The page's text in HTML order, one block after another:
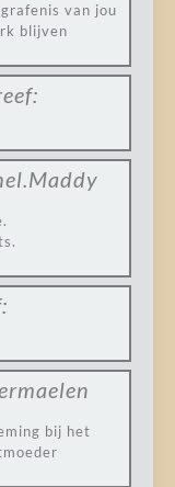
van jou
blijven
bij het